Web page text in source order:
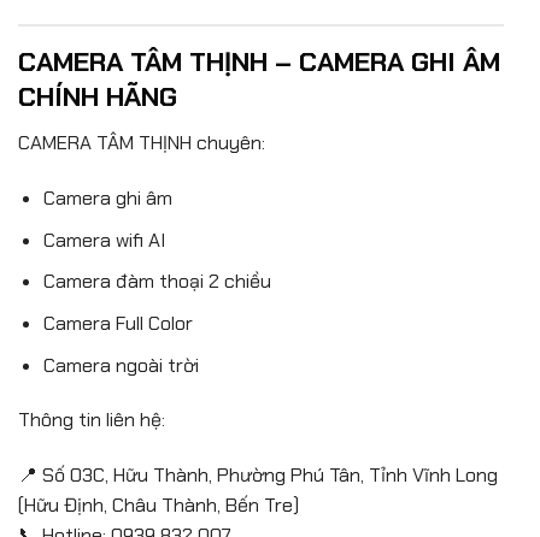
CAMERA TÂM THỊNH – CAMERA GHI ÂM
CHÍNH HÃNG
CAMERA TÂM THỊNH chuyên:
Camera ghi âm
Camera wifi AI
Camera đàm thoại 2 chiều
Camera Full Color
Camera ngoài trời
Thông tin liên hệ:
📍 Số 03C, Hữu Thành, Phường Phú Tân, Tỉnh Vĩnh Long
(Hữu Định, Châu Thành, Bến Tre)